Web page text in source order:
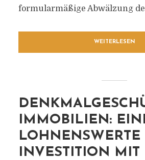
formularmäßige Abwälzung
WEITERLESEN
IMMOBILIEN:
LOHNENSWERTE
INVESTITION MIT